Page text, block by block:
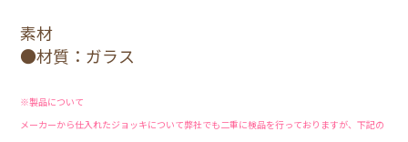
素材
●材質：ガラス
※製品について
メーカーから仕入れたジョッキについて弊社でも二重に検品を行っておりますが、下記の